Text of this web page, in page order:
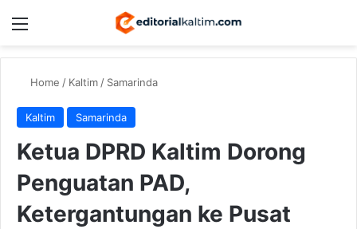
Menu
Home / Kaltim/ Samarinda
Kaltim Samarinda
Ketua DPRD Kaltim Dorong
Penguatan PAD,
Ketergantungan ke Pusat